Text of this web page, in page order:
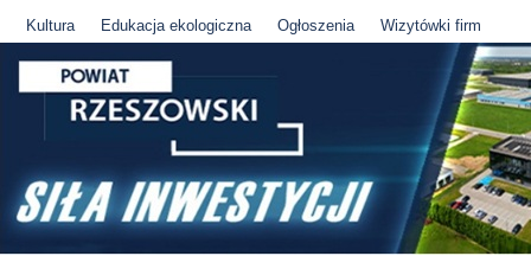
Kultura
Edukacja ekologiczna Ogłoszenia Wizytówki firm